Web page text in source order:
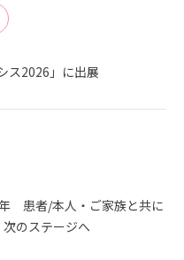
ス2026」に出展
患者/本人・ご家族と共に
のステージへ